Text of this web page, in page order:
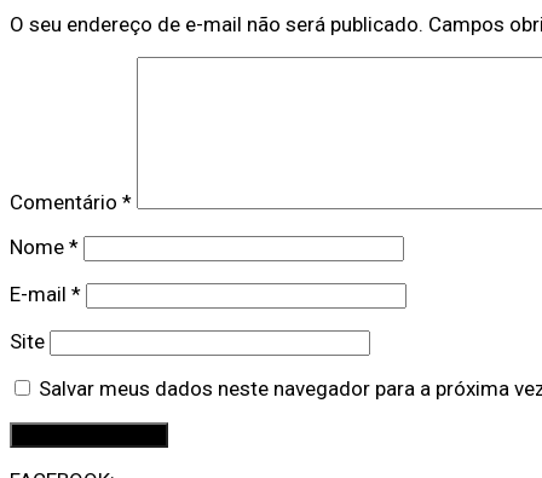
O seu endereço de e-mail não será publicado. Campos
Comentário *
Nome *
E-mail *
Site
Salvar meus dados neste navegador para a próxima